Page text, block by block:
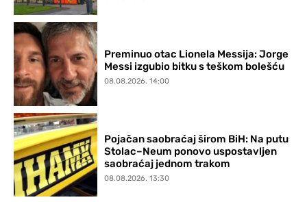
Preminuo otac Lionela Messija: Jorge
Messi izgubio bitku s teškom bolešću
08.08.2026. 14:00
Pojačan saobraćaj širom BiH: Na putu
Stolac–Neum ponovo uspostavljen
saobraćaj jednom trakom
08.08.2026. 13:30